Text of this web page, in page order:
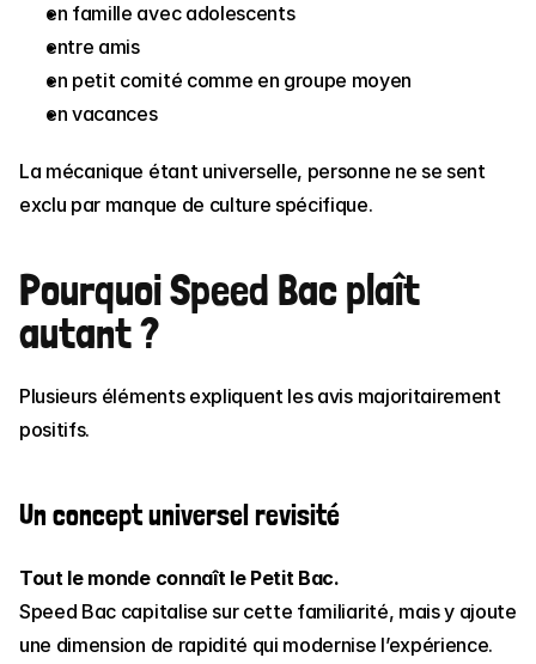
en famille avec adolescents
entre amis
en petit comité comme en groupe moyen
en vacances
La mécanique étant universelle, personne ne se sent
exclu par manque de culture spécifique.
Pourquoi Speed Bac plaît
autant ?
Plusieurs éléments expliquent les avis majoritairement
positifs.
Un concept universel revisité
Tout le monde connaît le Petit Bac.
Speed Bac capitalise sur cette familiarité, mais y ajoute
une dimension de rapidité qui modernise l’expérience.